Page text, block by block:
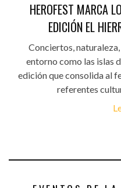
HEROFEST MARCA
EDICIÓN EL
Conciertos,
entorno como las islas
edición que consolida al
referentes